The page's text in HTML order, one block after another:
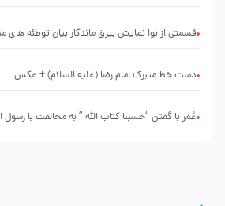
قسمتی از نوا نمایش بیرق ماندگار بیان توطئه
دست خط متبرک امام رضا (علیه السلام) + عکس
عُمَر با گفتن “حسبنا كتاب اللّه ” به مخالفت با رسول